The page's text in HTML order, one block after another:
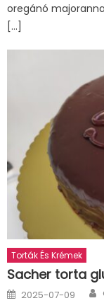
oregánó
[…]
Torták És Krémek
Sacher torta
Posted
on
2025-07-09